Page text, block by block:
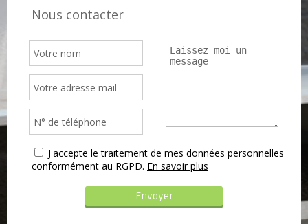
Nous contacter
J'accepte le traitement de mes données personnelles
conformément au RGPD. En savoir plus